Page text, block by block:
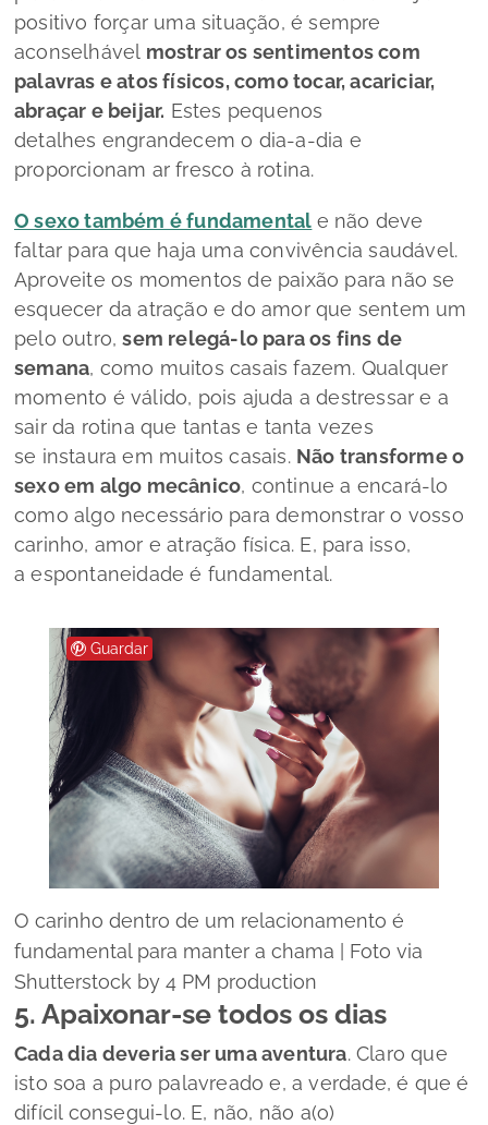
positivo forçar uma situação, é sempre
aconselhável mostrar os sentimentos com
palavras e atos físicos, como tocar, acariciar,
abraçar e beijar. Estes pequenos
detalhes engrandecem o dia-a-dia e
proporcionam ar fresco à rotina.
O sexo também é fundamental e não deve
faltar para que haja uma convivência saudável.
Aproveite os momentos de paixão para não se
esquecer da atração e do amor que sentem um
pelo outro,sem relegá-lo para os fins de
semana, como muitos casais fazem. Qualquer
momento é válido, pois ajuda a destressar e a
sair da rotina que tantas e tanta vezes
se instaura em muitos casais. Não transforme o
sexo em algo mecânico, continue a encará-lo
como algo necessário para demonstrar o vosso
carinho, amor e atração física. E, para isso,
a espontaneidade é fundamental.
Guardar
O carinho dentro de um relacionamento é
fundamental para manter a chama | Foto via
Shutterstock by 4 PM production
5. Apaixonar-se todos os dias
Cada dia deveria ser uma aventura. Claro que
isto soa a puro palavreado e, a verdade, é que é
difícil consegui-lo. E, não, não a(o)